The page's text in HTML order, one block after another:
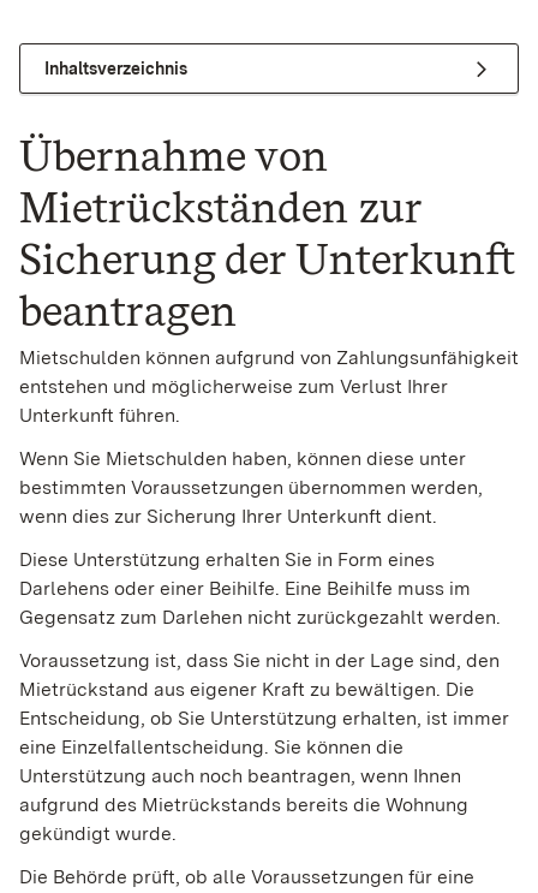
Inhaltsverzeichnis
Übernahme von
Mietrückständen zur
Sicherung der Unterkunft
beantragen
Mietschulden können aufgrund von Zahlungsunfähigkeit
entstehen und möglicherweise zum Verlust Ihrer
Unterkunft führen.
Wenn Sie Mietschulden haben, können diese unter
bestimmten Voraussetzungen übernommen werden,
wenn dies zur Sicherung Ihrer Unterkunft dient.
Diese Unterstützung erhalten Sie in Form eines
Darlehens oder einer Beihilfe. Eine Beihilfe muss im
Gegensatz zum Darlehen nicht zurückgezahlt werden.
Voraussetzung ist, dass Sie nicht in der Lage sind, den
Mietrückstand aus eigener Kraft zu bewältigen. Die
Entscheidung, ob Sie Unterstützung erhalten, ist immer
eine Einzelfallentscheidung. Sie können die
Unterstützung auch noch beantragen, wenn Ihnen
aufgrund des Mietrückstands bereits die Wohnung
gekündigt wurde.
Die Behörde prüft, ob alle Voraussetzungen für eine